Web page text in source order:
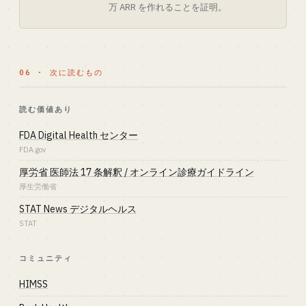
万 ARR を作れることを証明。
06 · 次に読むもの
読む価値あり
FDA Digital Health センター
FDA.gov
厚労省 医師法 17 条解釈 / オンライン診療ガイドライン
厚生労働省
STAT News デジタルヘルス
STAT
コミュニティ
HIMSS